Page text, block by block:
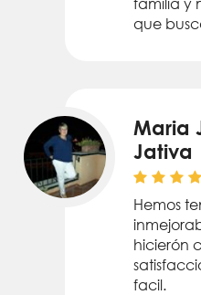
que
Maria
Jativa
Hemos
hicierón
facil.